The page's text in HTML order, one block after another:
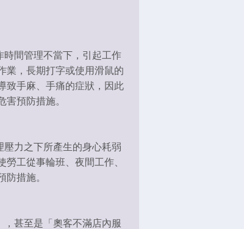
間管理不當下，引起工作
業，長期打字或使用滑鼠的
致手麻、手痛的症狀，因此
預防措施。
力之下所產生的身心耗弱
工從事輪班、夜間工作、
措施。
甚至是「奧客不滿店內服